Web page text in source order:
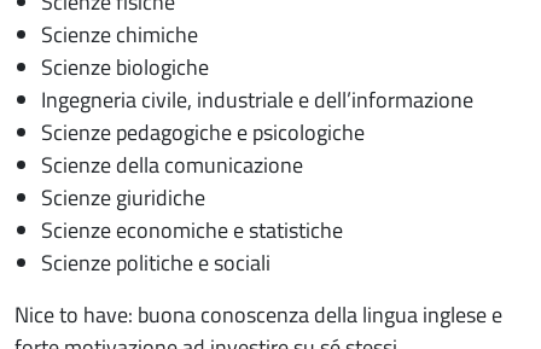
Scienze chimiche
Scienze biologiche
Ingegneria civile, industriale e dell’informazione
Scienze pedagogiche e psicologiche
Scienze della comunicazione
Scienze giuridiche
Scienze economiche e statistiche
Scienze politiche e sociali
Nice to have: buona conoscenza della lingua inglese e